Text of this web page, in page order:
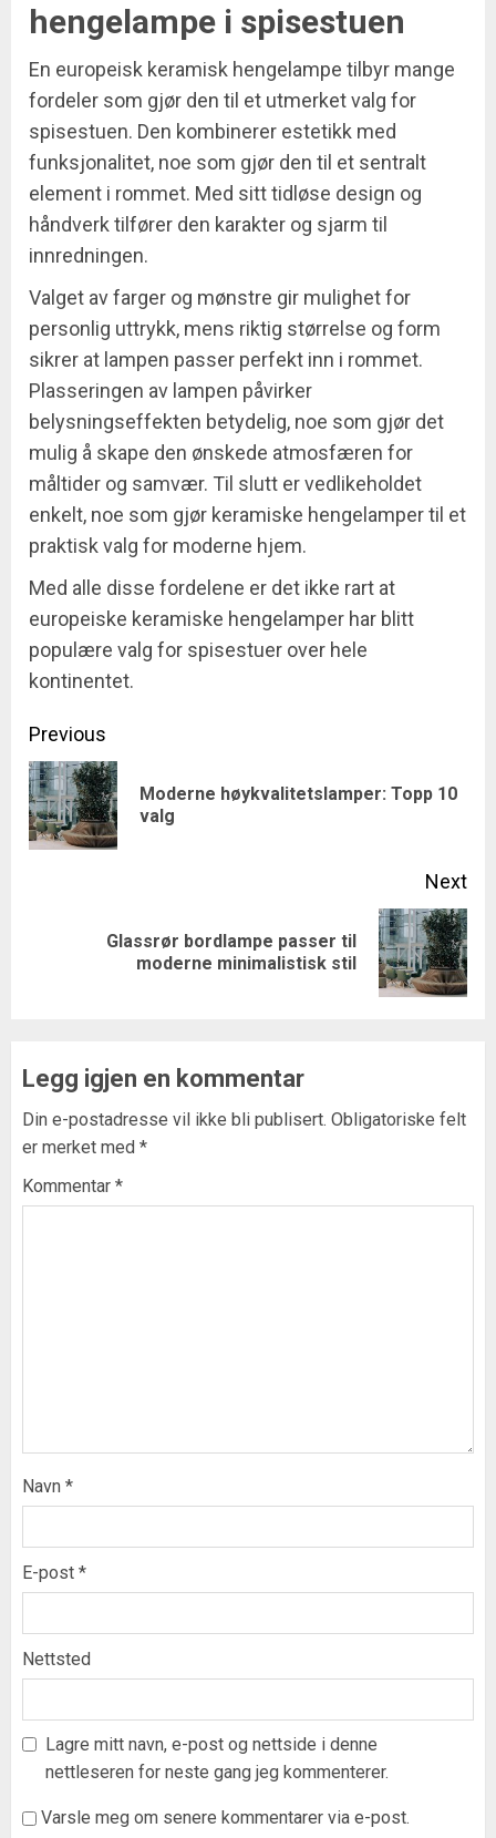
hengelampe i spisestuen
En europeisk keramisk hengelampe tilbyr mange
fordeler som gjør den til et utmerket valg for
spisestuen. Den kombinerer estetikk med
funksjonalitet, noe som gjør den til et sentralt
element i rommet. Med sitt tidløse design og
håndverk tilfører den karakter og sjarm til
innredningen.
Valget av farger og mønstre gir mulighet for
personlig uttrykk, mens riktig størrelse og form
sikrer at lampen passer perfekt inn i rommet.
Plasseringen av lampen påvirker
belysningseffekten betydelig, noe som gjør det
mulig å skape den ønskede atmosfæren for
måltider og samvær. Til slutt er vedlikeholdet
enkelt, noe som gjør keramiske hengelamper til et
praktisk valg for moderne hjem.
Med alle disse fordelene er det ikke rart at
europeiske keramiske hengelamper har blitt
populære valg for spisestuer over hele
kontinentet.
Post
navigation
Previous
Moderne høykvalitetslamper: Topp 10
valg
Next
Glassrør bordlampe passer til
moderne minimalistisk stil
Legg igjen en kommentar
Din e-postadresse vil ikke bli publisert. Obligatoriske felt
er merket med *
Kommentar *
Navn *
E-post *
Nettsted
Lagre mitt navn, e-post og nettside i denne
nettleseren for neste gang jeg kommenterer.
Varsle meg om senere kommentarer via e-post.